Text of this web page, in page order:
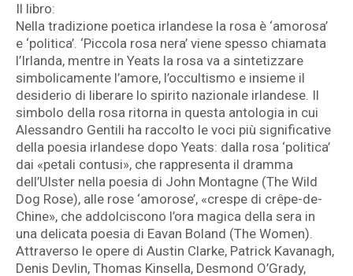
Il libro:
Nella tradizione poetica irlandese la rosa è ‘amorosa’
e ‘politica’. ‘Piccola rosa nera’ viene spesso chiamata
l’Irlanda, mentre in Yeats la rosa va a sintetizzare
simbolicamente l’amore, l’occultismo e insieme il
desiderio di liberare lo spirito nazionale irlandese. Il
simbolo della rosa ritorna in questa antologia in cui
Alessandro Gentili ha raccolto le voci più significative
della poesia irlandese dopo Yeats: dalla rosa ‘politica’
dai «petali contusi», che rappresenta il dramma
dell’Ulster nella poesia di John Montagne (The Wild
Dog Rose), alle rose ‘amorose’, «crespe di crêpe-de-
Chine», che addolciscono l’ora magica della sera in
una delicata poesia di Eavan Boland (The Women).
Attraverso le opere di Austin Clarke, Patrick Kavanagh,
Denis Devlin, Thomas Kinsella, Desmond O’Grady,